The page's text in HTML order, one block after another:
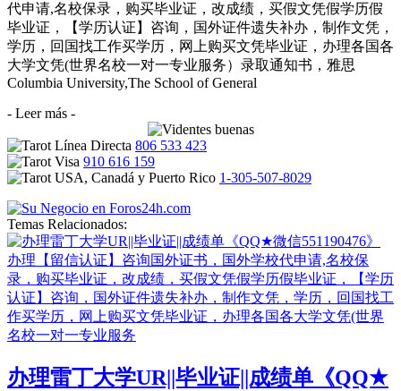
代申请,名校保录，购买毕业证，改成绩，买假文凭假学历假
毕业证，【学历认证】咨询，国外证件遗失补办，制作文凭，
学历，回国找工作买学历，网上购买文凭毕业证，办理各国各
大学文凭(世界名校一对一专业服务）录取通知书，雅思
Columbia University,The School of General
- Leer más -
806 533 423
910 616 159
1-305-507-8029
Temas Relacionados:
办理雷丁大学UR||毕业证||成绩单《QQ★